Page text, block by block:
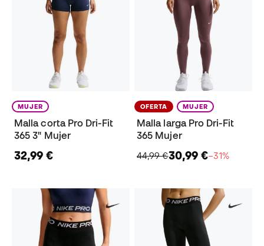
MUJER
Malla corta Pro Dri-Fit
365 3" Mujer
32,99 €
OFERTA MUJER
Malla larga Pro Dri-Fit
365 Mujer
44,99 €30,99 €−31%